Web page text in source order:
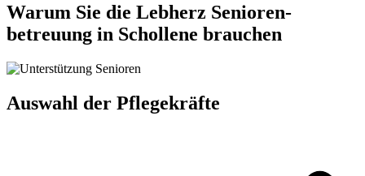
Warum Sie die Lebherz Senioren­
betreuung in Schollene brauchen
Auswahl der Pflegekräfte